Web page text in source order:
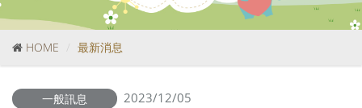
HOME 最新消息
一般訊息 2023/12/05